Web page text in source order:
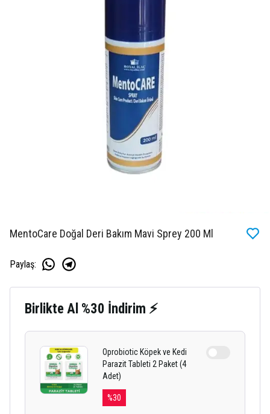
MentoCare Doğal Deri Bakım Mavi Sprey 200 Ml
Paylaş:
Birlikte Al %30 İndirim ⚡
Oprobiotic Köpek ve Kedi
Parazit Tableti 2 Paket (4
Adet)
%30